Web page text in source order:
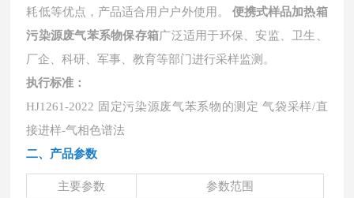
耗低等优点，产品适合用户户外使用。 便携式样品加热箱
污染源废气苯系物保存箱广泛适用于环保、安监、卫生、
厂企、科研、军事、教育等部门进行采样监测。
执行标准：
HJ1261-2022 固定污染源废气苯系物的测定 气袋采样/直
接进样-气相色谱法
二、 产品参数
主要参数
参数范围